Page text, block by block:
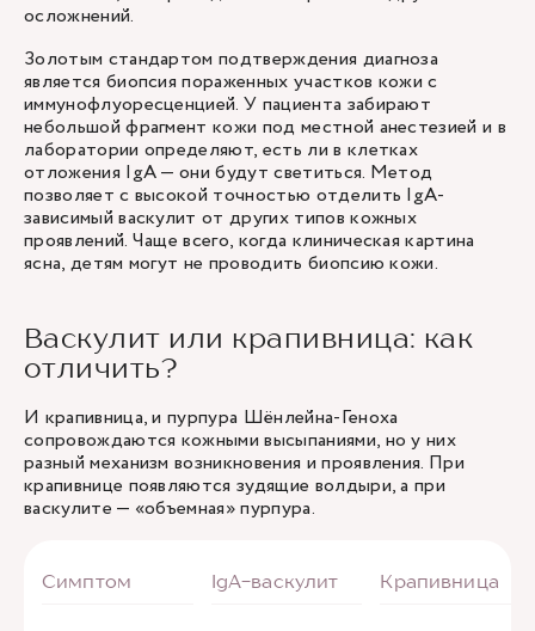
осложнений.
Золотым стандартом подтверждения диагноза
является биопсия пораженных участков кожи с
иммунофлуоресценцией. У пациента забирают
небольшой фрагмент кожи под местной анестезией и в
лаборатории определяют, есть ли в клетках
отложения IgA — они будут светиться. Метод
позволяет с высокой точностью отделить IgA-
зависимый васкулит от других типов кожных
проявлений. Чаще всего, когда клиническая картина
ясна, детям могут не проводить биопсию кожи.
Васкулит или крапивница: как
отличить?
И крапивница, и пурпура Шёнлейна-Геноха
сопровождаются кожными высыпаниями, но у них
разный механизм возникновения и проявления. При
крапивнице появляются зудящие волдыри, а при
васкулите — «объемная» пурпура.